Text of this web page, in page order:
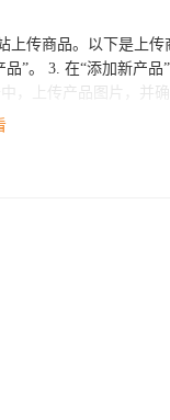
是上传商品的步骤： 1. 创
以便提高产品的销售